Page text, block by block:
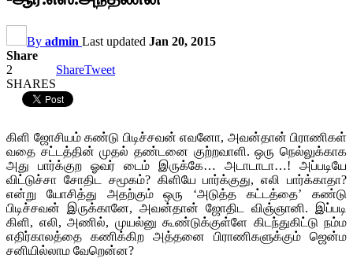
By admin Last updated Jan 20, 2015
Share
2
SHARES
ShareTweet
கிளி ஜோசியம் கண்டு பிடிச்சவன் எவனோ, அவன்தான் பிராணிகள்
வதை சட்டத்தின் முதல் தண்டனை குற்றவாளி. ஒரு நெல்லுக்காக
அது பார்க்குற ஓவர் டைம் இருக்கே… அடாடாடா…! அப்படியே
விட்டுச்சா சோதிட சமூகம்? கிளியே பார்க்குது, எலி பார்க்காதா?
என்று யோசித்து அதற்கும் ஒரு ‘அடுத்த கட்டத்தை’ கண்டு
பிடிச்சவன் இருக்கானே, அவன்தான் ஜோதிட விஞ்ஞானி. இப்படி
கிளி, எலி, அணில், முயல்னு கூண்டுக்குள்ளே கிடந்துகிட்டு நம்ம
எதிர்காலத்தை கணிக்கிற அத்தனை பிராணிகளுக்கும் ஜென்ம
சனியில்லாம வேறென்ன?